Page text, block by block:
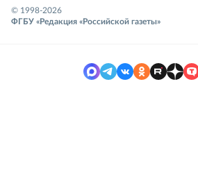
© 1998-2026
ФГБУ «Редакция «Российской газеты»